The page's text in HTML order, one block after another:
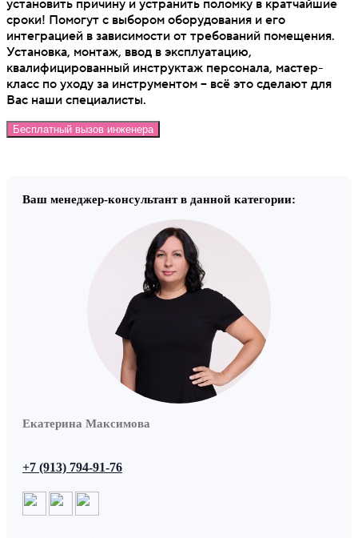
установить причину и устранить поломку в кратчайшие
сроки! Помогут с выбором оборудования и его
интеграцией в зависимости от требований помещения.
Установка, монтаж, ввод в эксплуатацию,
квалифицированный инструктаж персонала, мастер-
класс по уходу за инструментом – всё это сделают для
Вас наши специалисты.
Бесплатный вызов инженера
Ваш менеджер-консультант в данной категории:
Екатерина Максимова
+7 (913) 794-91-76